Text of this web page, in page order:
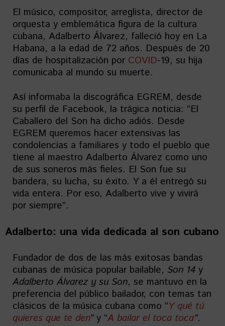
El músico, compositor, arreglista, director de
orquesta y emblemática figura de la cultura
cubana, Adalberto Álvarez, falleció hoy en La
Habana, a la edad de 72 años. Después de 20
días de hospitalización por COVID-19, su hija
comunicaba al mundo su muerte.
Así informaba la discográfica EGREM, desde
su perfil de Facebook, la trágica noticia: “El
Caballero del Son ha dicho adiós. Desde
EGREM queremos hacer extensivas las
condolencias a familiares y todo el pueblo que
tiene al maestro Adalberto Álvarez como uno
de sus soneros más fieles. El Son fue su
bandera, su lucha, su éxito. Y a él entregó su
vida entera. Por eso, Adalberto vive y vivirá
por siempre”.
Adalberto: una vida dedicada al son cubano
Fundador de dos de las más exitosas bandas
cubanas de música popular bailable, Son 14 y
Adalberto Álvarez y su Son, se mantuvo en la
preferencia del público bailador, con temas tan
clásicos de la música cubana como “Y qué tú
quieres que te den”y “A bailar el toca toca”.